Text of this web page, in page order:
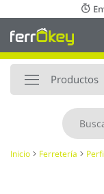
al
contenido
Productos
Inicio Ferretería